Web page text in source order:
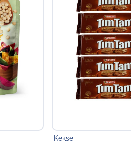
Kekse